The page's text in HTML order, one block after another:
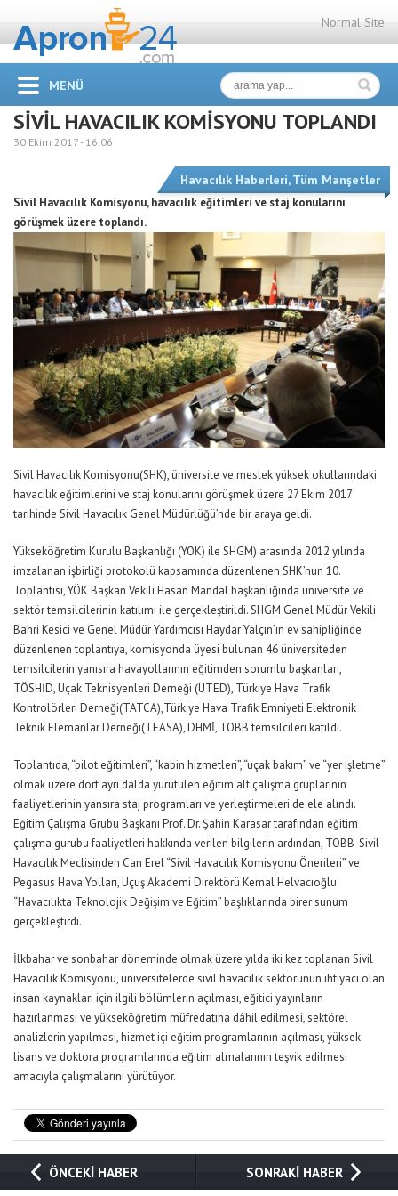
Normal Site
MENÜ
SİVİL HAVACILIK KOMİSYONU TOPLANDI
30 Ekim 2017 - 16:06
Havacılık Haberleri,Tüm Manşetler
Sivil Havacılık Komisyonu, havacılık eğitimleri ve staj konularını
görüşmek üzere toplandı.
Sivil Havacılık Komisyonu(SHK), üniversite ve meslek yüksek okullarındaki
havacılık eğitimlerini ve staj konularını görüşmek üzere 27 Ekim 2017
tarihinde Sivil Havacılık Genel Müdürlüğü’nde bir araya geldi.
Yükseköğretim Kurulu Başkanlığı (YÖK) ile SHGM) arasında 2012 yılında
imzalanan işbirliği protokolü kapsamında düzenlenen SHK’nun 10.
Toplantısı, YÖK Başkan Vekili Hasan Mandal başkanlığında üniversite ve
sektör temsilcilerinin katılımı ile gerçekleştirildi. SHGM Genel Müdür Vekili
Bahri Kesici ve Genel Müdür Yardımcısı Haydar Yalçın’ın ev sahipliğinde
düzenlenen toplantıya, komisyonda üyesi bulunan 46 üniversiteden
temsilcilerin yanısıra havayollarının eğitimden sorumlu başkanları,
TÖSHİD, Uçak Teknisyenleri Derneği (UTED), Türkiye Hava Trafik
Kontrolörleri Derneği(TATCA),Türkiye Hava Trafik Emniyeti Elektronik
Teknik Elemanlar Derneği(TEASA), DHMİ, TOBB temsilcileri katıldı.
Toplantıda, “pilot eğitimleri”, “kabin hizmetleri”, “uçak bakım” ve “yer işletme”
olmak üzere dört ayrı dalda yürütülen eğitim alt çalışma gruplarının
faaliyetlerinin yansıra staj programları ve yerleştirmeleri de ele alındı.
Eğitim Çalışma Grubu Başkanı Prof. Dr. Şahin Karasar tarafından eğitim
çalışma gurubu faaliyetleri hakkında verilen bilgilerin ardından, TOBB-Sivil
Havacılık Meclisinden Can Erel “Sivil Havacılık Komisyonu Önerileri” ve
Pegasus Hava Yolları, Uçuş Akademi Direktörü Kemal Helvacıoğlu
“Havacılıkta Teknolojik Değişim ve Eğitim” başlıklarında birer sunum
gerçekleştirdi.
İlkbahar ve sonbahar döneminde olmak üzere yılda iki kez toplanan Sivil
Havacılık Komisyonu, üniversitelerde sivil havacılık sektörünün ihtiyacı olan
insan kaynakları için ilgili bölümlerin açılması, eğitici yayınların
hazırlanması ve yükseköğretim müfredatına dâhil edilmesi, sektörel
analizlerin yapılması, hizmet içi eğitim programlarının açılması, yüksek
lisans ve doktora programlarında eğitim almalarının teşvik edilmesi
amacıyla çalışmalarını yürütüyor.
ÖNCEKİ HABER SONRAKİ HABER